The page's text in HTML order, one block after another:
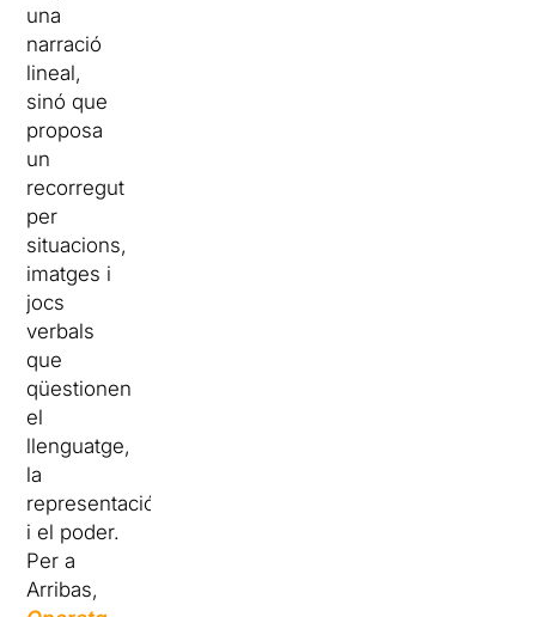
una
narració
lineal,
sinó que
proposa
un
recorregut
per
situacions,
imatges i
jocs
verbals
que
qüestionen
el
llenguatge,
la
representació
i el poder.
Per a
Arribas,